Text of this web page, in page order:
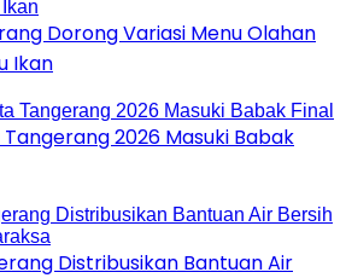
Dorong Variasi Menu Olahan
Ikan
Tangerang 2026 Masuki Babak
Distribusikan Bantuan Air